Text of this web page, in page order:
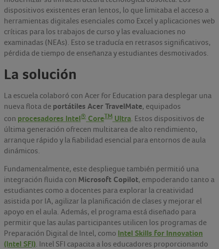
dispositivos existentes eran lentos, lo que limitaba el acceso a
herramientas digitales esenciales como Excel y aplicaciones web
críticas para los trabajos de curso y las evaluaciones no
examinadas (NEAs). Esto se traducía en retrasos significativos,
pérdida de tiempo de enseñanza y estudiantes desmotivados.
La solución
La escuela colaboró con Acer for Education para desplegar una
nueva flota de portátiles Acer TravelMate, equipados
con procesadores Intel® CoreTM Ultra. Estos dispositivos de
última generación ofrecen multitarea de alto rendimiento,
arranque rápido y la fiabilidad esencial para entornos de aula
dinámicos.
Fundamentalmente, este despliegue también permitió una
integración fluida con Microsoft Copilot, empoderando tanto a
estudiantes como a docentes para explorar la creatividad
asistida por IA, agilizar la planificación de clases y mejorar el
apoyo en el aula. Además, el programa está diseñado para
permitir que las aulas participantes utilicen los programas de
Preparación Digital de Intel, como Intel Skills for Innovation
(Intel SFI). Intel SFI capacita a los educadores proporcionando